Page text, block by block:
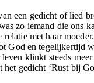
een gedicht of lied
zo iemand die ons
relatie met haar
God en tegelijkertijd
leven klinkt steeds
het gedicht ‘Rust bij